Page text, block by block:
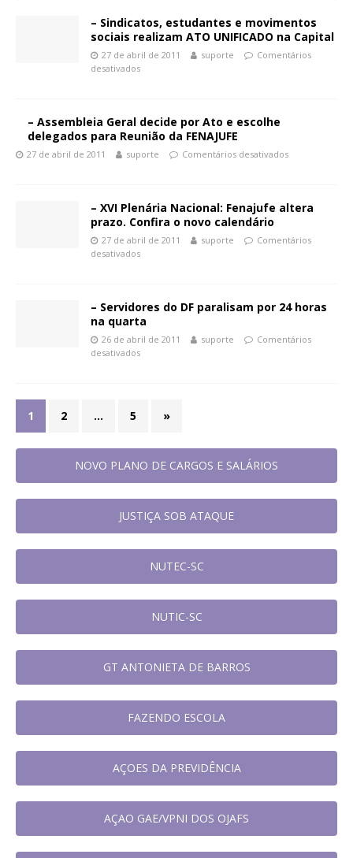
– Sindicatos, estudantes e movimentos
sociais realizam ATO UNIFICADO na Capital
27 de abril de 2011 suporte
Comentários
desativados
– Assembleia Geral decide por Ato e escolhe
delegados para Reunião da FENAJUFE
27 de abril de 2011 suporte Comentários desativados
– XVI Plenária Nacional: Fenajufe altera
prazo. Confira o novo calendário
27 de abril de 2011 suporte
Comentários
desativados
– Servidores do DF paralisam por 24 horas
na quarta
26 de abril de 2011 suporte
Comentários
desativados
1 2 … 5 »
NOVO PLANO DE CARGOS E SALÁRIOS
JUSTIÇA SOB ATAQUE
NUTEC-SC
NUTIC-SC
GT ANTONIETA DE BARROS
FAZENDO ESCOLA
AÇOES DA PREVIDÊNCIA
AÇAO GAE/VPNI DOS OJAFS